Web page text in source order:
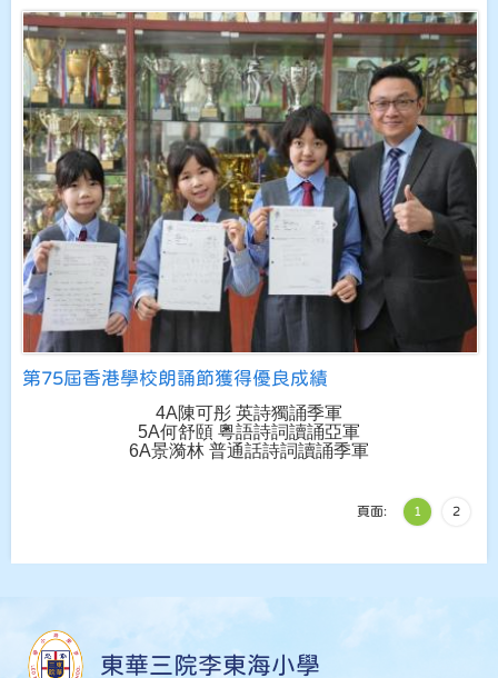
第75屆香港學校朗誦節獲得優良成績
4A陳可彤 英詩獨誦季軍
5A何舒頤 粵語詩詞讀誦亞軍
6A景漪林 普通話詩詞讀誦季軍
頁面: 1 2
東華三院李東海小學